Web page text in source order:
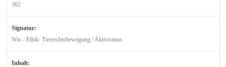
362
Signatur:
Wis - Ethik: Tierrechtsbewegung / Aktivismus
Inhalt: